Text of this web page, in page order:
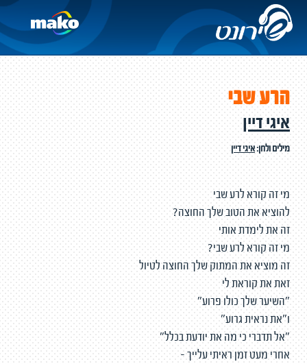
הרע שבי
איגי דיין
מילים ולחן:איגי דיין
מי זה קורא לרע שבי
להוציא את הטוב שלך החוצה?
זה את לימדת אותי
מי זה קורא לרע שבי?
זה מוציא את המתוק שלך החוצה לטיול
זאת את קוראת לי
"השיער שלך כולו פרוע"
ו"את נראית גרוע"
"אל תדברי כי מה את יודעת בכלל"
אחרי מעט זמן ראיתי עלייך -